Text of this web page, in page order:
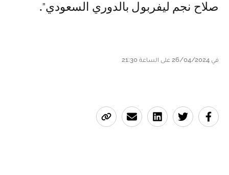
صلاح نجم ليفربول بالدوري السعودي".
في 26/04/2024 على الساعة 21:30